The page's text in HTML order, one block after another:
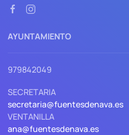
AYUNTAMIENTO
979842049
SECRETARIA
secretaria@fuentesdenava.es
VENTANILLA
ana@fuentesdenava.es